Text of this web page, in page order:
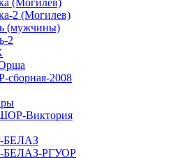
(Могилёв)
2 (Могилев)
(мужчины)
2
сборная-2008
Виктория
БЕЛАЗ
БЕЛАЗ-РГУОР